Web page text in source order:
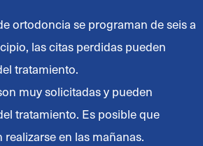
ortodoncia se programan de seis a
las citas perdidas pueden
tratamiento.
muy solicitadas y pueden
tratamiento. Es posible que
en las mañanas.